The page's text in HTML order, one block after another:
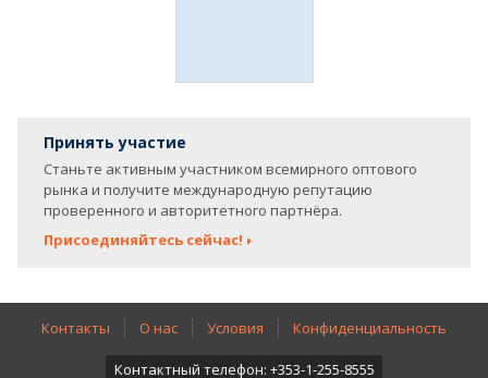
Принять участие
Станьте активным участником всемирного оптового
рынка и получите международную репутацию
проверенного и авторитетного партнёра.
Присоединяйтесь сейчас!
Контакты О нас Условия Конфиденциальность
Контактный телефон: +353-1-255-8555